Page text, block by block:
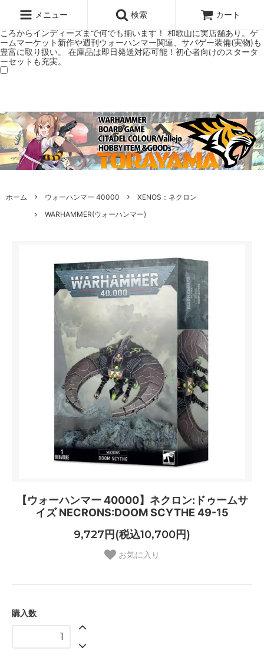
ミアムショップTORAYAMA。通販・オンラインショップです！ ウォー
ハンマーとボードゲームのことなら当店へ！ボードゲームもメジャーど
ころからインディーズまで何でも揃います！ 和歌山に実店舗あり。ゲ
ームマーケット新作や週刊ウォーハンマー関連、サバゲー装備(実物)も
豊富に取り扱い。 在庫品は即日発送対応可能！初心者向けのスタータ
ーセットも充実。
メニュー 検索 カート
ホーム ウォーハンマー 40000
XENOS：ネクロン
WARHAMMER(ウォーハンマー)
【ウォーハンマー 40000】ネクロン:ドゥームサ
イズ NECRONS:DOOM SCYTHE 49-15
9,727円(税込10,700円)
お気に入り
購入数